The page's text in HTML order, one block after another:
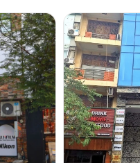
gọn, Amaran Ace 25x lại mang
đạt công suất tối đa32W, tạo
LED on-camera, giúp người
nhau.
được tối ưu, ánh sáng phát
linh hoạt